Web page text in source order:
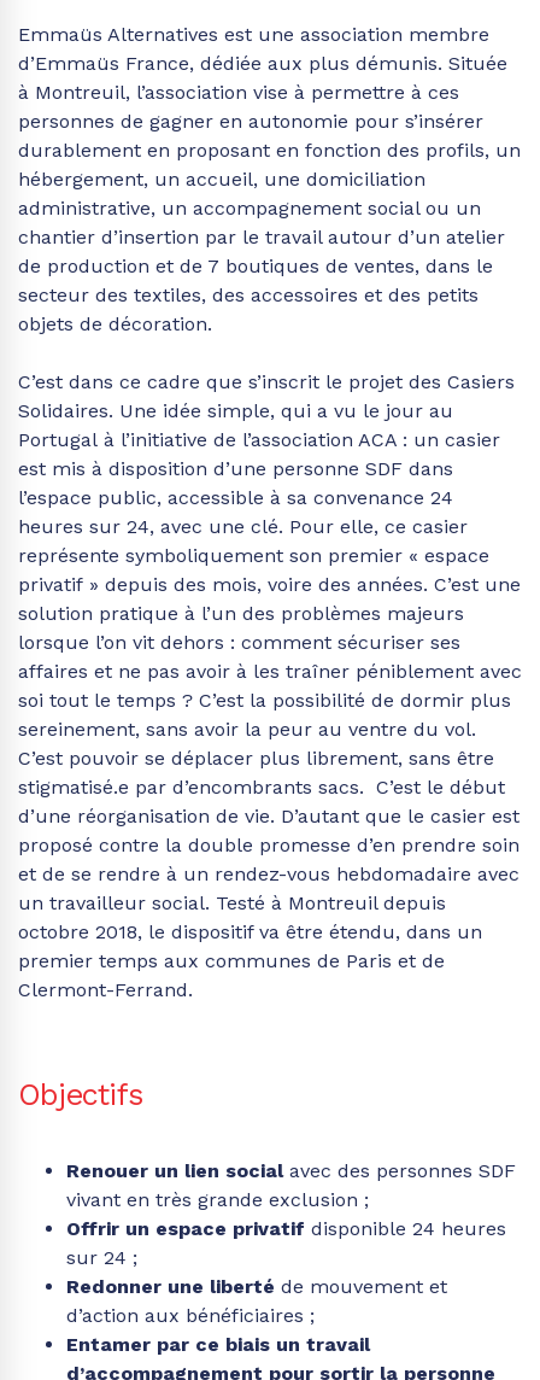
Emmaüs Alternatives est une association membre
d’Emmaüs France, dédiée aux plus démunis. Située
à Montreuil, l’association vise à permettre à ces
personnes de gagner en autonomie pour s’insérer
durablement en proposant en fonction des profils, un
hébergement, un accueil, une domiciliation
administrative, un accompagnement social ou un
chantier d’insertion par le travail autour d’un atelier
de production et de 7 boutiques de ventes, dans le
secteur des textiles, des accessoires et des petits
objets de décoration.
C’est dans ce cadre que s’inscrit le projet des Casiers
Solidaires. Une idée simple, qui a vu le jour au
Portugal à l’initiative de l’association ACA : un casier
est mis à disposition d’une personne SDF dans
l’espace public, accessible à sa convenance 24
heures sur 24, avec une clé. Pour elle, ce casier
représente symboliquement son premier « espace
privatif » depuis des mois, voire des années. C’est une
solution pratique à l’un des problèmes majeurs
lorsque l’on vit dehors : comment sécuriser ses
affaires et ne pas avoir à les traîner péniblement avec
soi tout le temps ? C’est la possibilité de dormir plus
sereinement, sans avoir la peur au ventre du vol.
C’est pouvoir se déplacer plus librement, sans être
stigmatisé.e par d’encombrants sacs. C’est le début
d’une réorganisation de vie. D’autant que le casier est
proposé contre la double promesse d’en prendre soin
et de se rendre à un rendez-vous hebdomadaire avec
un travailleur social. Testé à Montreuil depuis
octobre 2018, le dispositif va être étendu, dans un
premier temps aux communes de Paris et de
Clermont-Ferrand.
Objectifs
Renouer un lien socialavec des personnes SDF
vivant en très grande exclusion ;
Offrir un espace privatif disponible 24 heures
sur 24 ;
Redonner une liberté de mouvement et
d’action aux bénéficiaires ;
Entamer par ce biais un travail
d’accompagnement pour sortir la personne